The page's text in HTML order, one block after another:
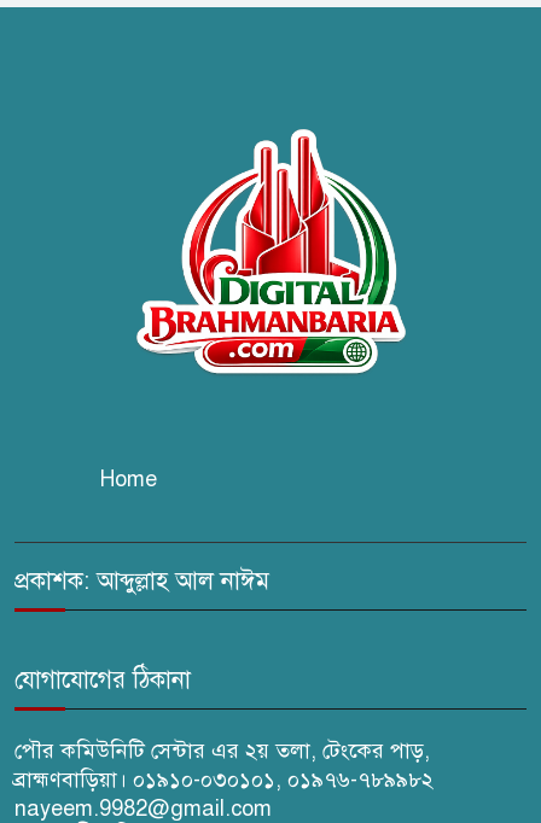
ব্রাহ্মণবাড়িয়ায় তরী বাংলাদেশের
উদ্যোগে বৃক্ষরোপণ ও গাছের চারা
বিতরণ।
কবি জয়দুল হোসেনের
‘পাখপাখালির মিলনমেলা’ গ্রন্থের
প্রকাশনা উৎসব
চুরির দায়ে সুলতানপুরের বোরহান
ঢেউ’র আহবায়ক সোহেল সদস্য
Home
প্রকাশক: আব্দুল্লাহ আল নাঈম
যোগাযোগের ঠিকানা
পৌর কমিউনিটি সেন্টার এর ২য় তলা, টেংকের পাড়,
ব্রাহ্মণবাড়িয়া। ০১৯১০-০৩০১০১, ০১৯৭৬-৭৮৯৯৮২
nayeem.9982@gmail.com